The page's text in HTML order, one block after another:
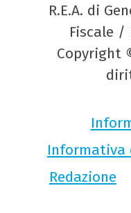
R.E.A. di
Fiscale /
Copyright
Informativa
Redazione